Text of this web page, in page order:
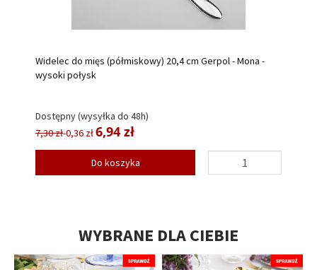
Widelec do mięs (półmiskowy) 20,4 cm Gerpol - Mona -
wysoki połysk
Dostępny (wysyłka do 48h)
7,30 zł-0,36 zł6,94 zł
Do koszyka
WYBRANE DLA CIEBIE